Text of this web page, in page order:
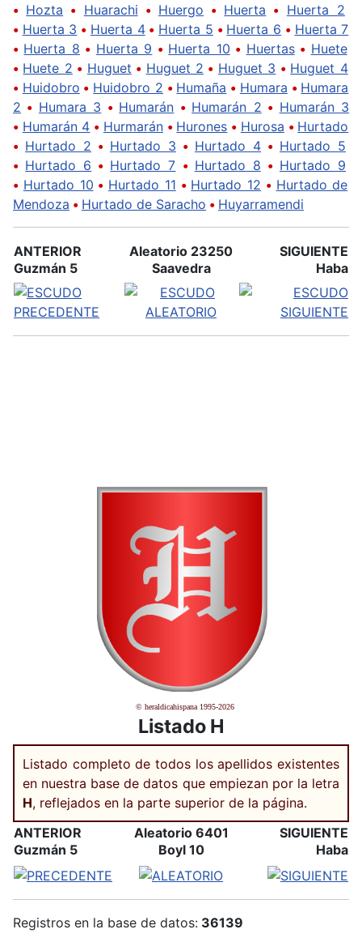
• Hozta • Huarachi • Huergo • Huerta • Huerta 2
• Huerta 3 • Huerta 4• Huerta 5 • Huerta 6 • Huerta 7
• Huerta 8 • Huerta 9 • Huerta 10 • Huertas• Huete
• Huete 2 • Huguet • Huguet 2 • Huguet 3 • Huguet 4
• Huidobro • Huidobro 2 • Humaña • Humara • Humara
2 • Humara 3 • Humarán • Humarán 2 • Humarán 3
• Humarán 4 • Hurmarán• Hurones • Hurosa • Hurtado
• Hurtado 2 • Hurtado 3 • Hurtado 4 • Hurtado 5
• Hurtado 6 • Hurtado 7 • Hurtado 8 • Hurtado 9
• Hurtado 10 • Hurtado 11 • Hurtado 12 • Hurtado de
Mendoza • Hurtado de Saracho • Huyarramendi
ANTERIOR
Guzmán 5
Aleatorio 23250
Saavedra
SIGUIENTE
Haba
© heraldicahispana 1995-2026
Listado H
Listado completo de todos los apellidos existentes
en nuestra base de datos que empiezan por la letra
H, reflejados en la parte superior de la página.
ANTERIOR
Guzmán 5
Aleatorio 6401
Boyl 10
SIGUIENTE
Haba
Registros en la base de datos: 36139